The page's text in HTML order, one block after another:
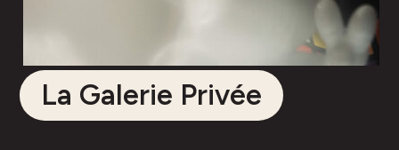
La Galerie Privée